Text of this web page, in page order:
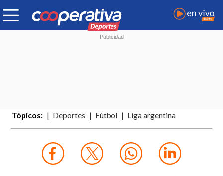
Tópicos: Deportes Fútbol Liga argentina